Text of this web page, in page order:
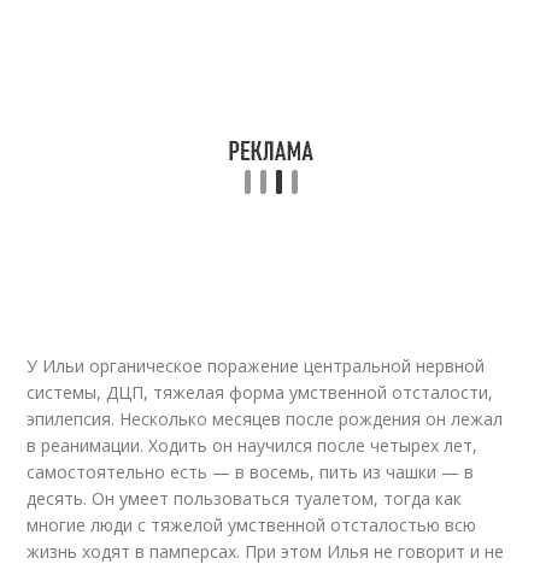
У Ильи органическое поражение центральной нервной
системы, ДЦП, тяжелая форма умственной отсталости,
эпилепсия. Несколько месяцев после рождения он лежал
в реанимации. Ходить он научился после четырех лет,
самостоятельно есть — в восемь, пить из чашки — в
десять. Он умеет пользоваться туалетом, тогда как
многие люди с тяжелой умственной отсталостью всю
жизнь ходят в памперсах. При этом Илья не говорит и не